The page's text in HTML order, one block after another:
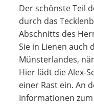
Der schönste Teil
durch das
Abschnitts des
Sie in Lienen auch
Münsterlandes,
Hier lädt die Alex-
einer Rast ein. An
Informationen